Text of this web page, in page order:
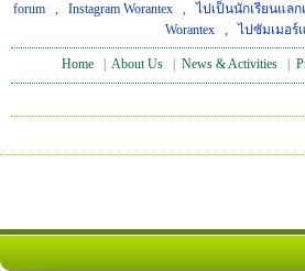
forum , Instagram Worantex , ไปเป็นนักเรียนแลก
Worantex, ไปซัมเมอร์
Home About Us News & Activities